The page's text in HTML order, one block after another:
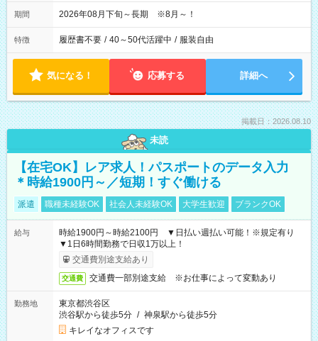
期間 2026年08月下旬～長期 ※8月～！
特徴 履歴書不要 / 40～50代活躍中 / 服装自由
気になる！ 応募する 詳細へ
掲載日：2026.08.10
未読
【在宅OK】レア求人！パスポートのデータ入力
＊時給1900円～／短期！すぐ働ける
派遣 職種未経験OK 社会人未経験OK 大学生歓迎 ブランクOK
給与
時給1900円～時給2100円 ▼日払い週払い可能！※規定有り
▼1日6時間勤務で日収1万以上！
交通費別途支給あり
交通費 交通費一部別途支給 ※お仕事によって変動あり
勤務地
東京都渋谷区
渋谷駅から徒歩5分 / 神泉駅から徒歩5分
キレイなオフィスです